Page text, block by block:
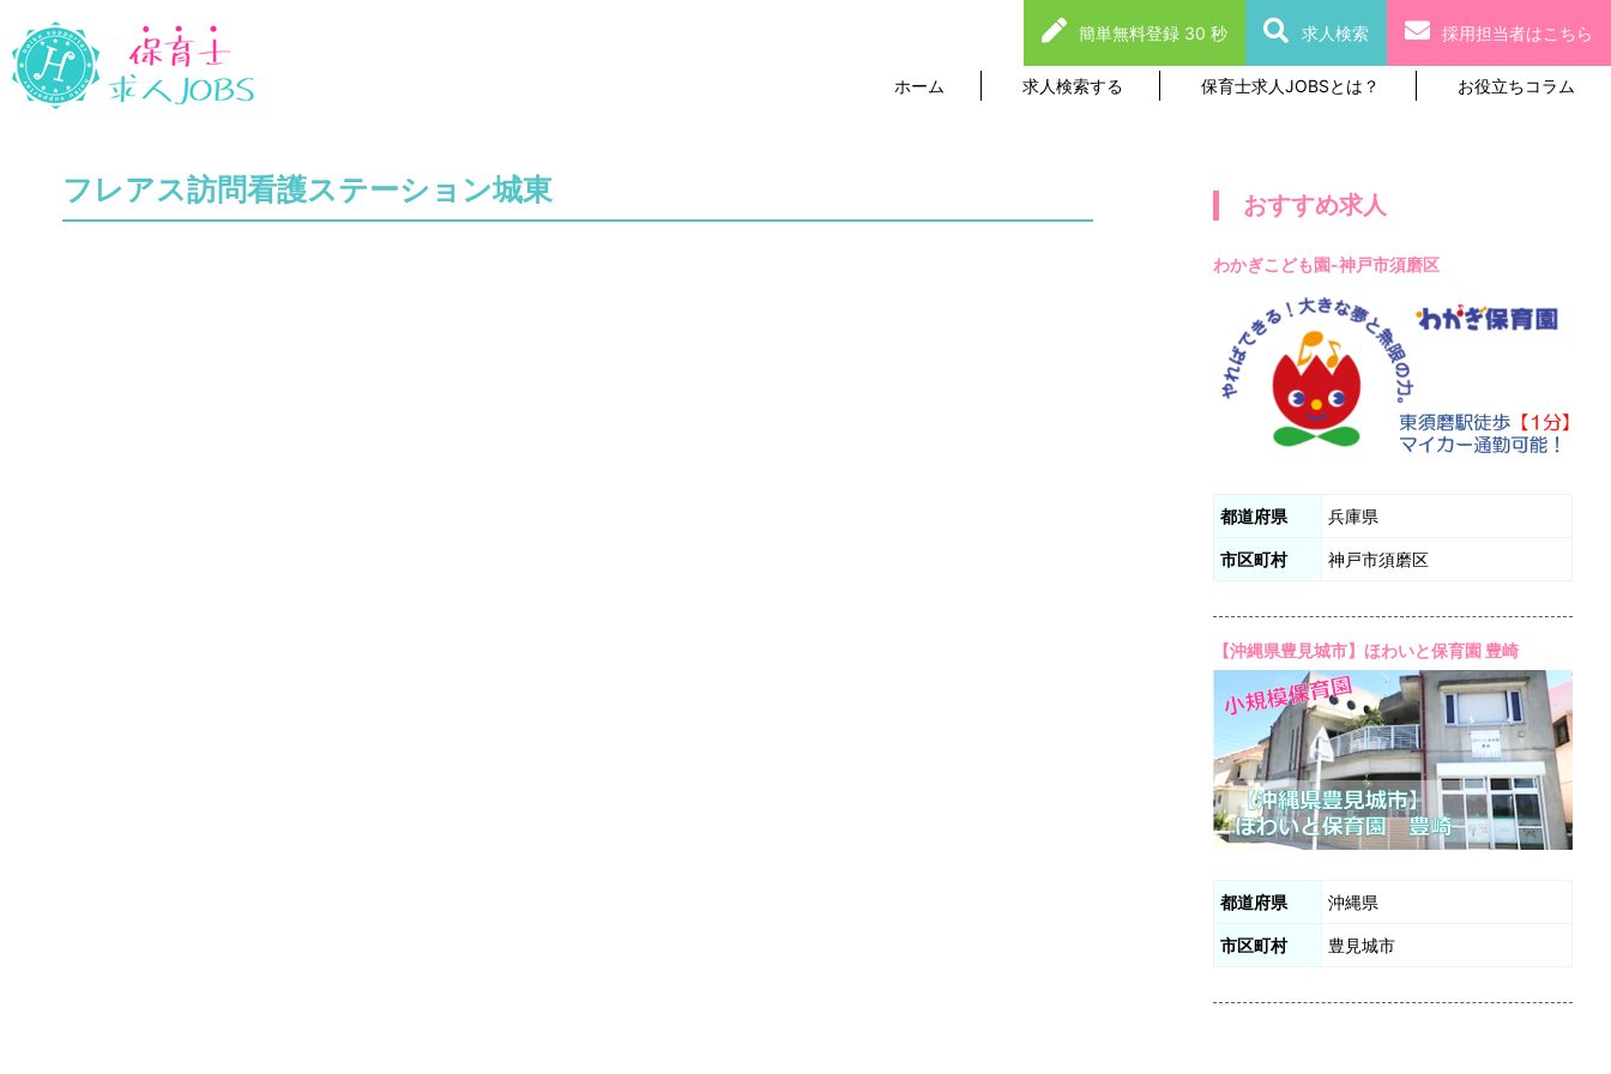
ホーム 求人検索する 保育士求人JOBSとは？ お役立ちコラム
簡単無料登録 30 秒 求人検索 採用担当者はこちら
フレアス訪問看護ステーション城東 おすすめ求人
わかぎこども園-神戸市須磨区
都道府県 兵庫県
市区町村 神戸市須磨区
【沖縄県豊見城市】ほわいと保育園 豊崎
都道府県 沖縄県
市区町村 豊見城市